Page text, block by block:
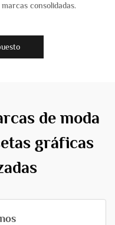
consolidadas.
de moda
gráficas